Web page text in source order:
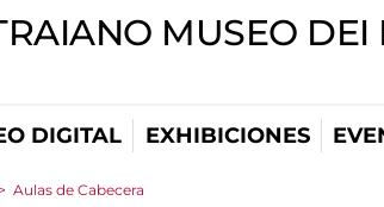
MUSEO DEI
DIGITAL EXHIBICIONES
Aulas de Cabecera